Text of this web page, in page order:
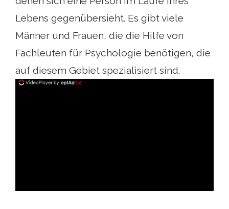
Lebens gegenübersieht. Es gibt viele
Männer und Frauen, die die Hilfe von
Fachleuten für Psychologie benötigen, die
auf diesem Gebiet spezialisiert sind.